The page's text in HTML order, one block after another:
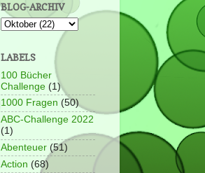
BLOG-ARCHIV
LABELS
100 Bücher
Challenge (1)
1000 Fragen (50)
ABC-Challenge 2022
(1)
Abenteuer (51)
Action (68)